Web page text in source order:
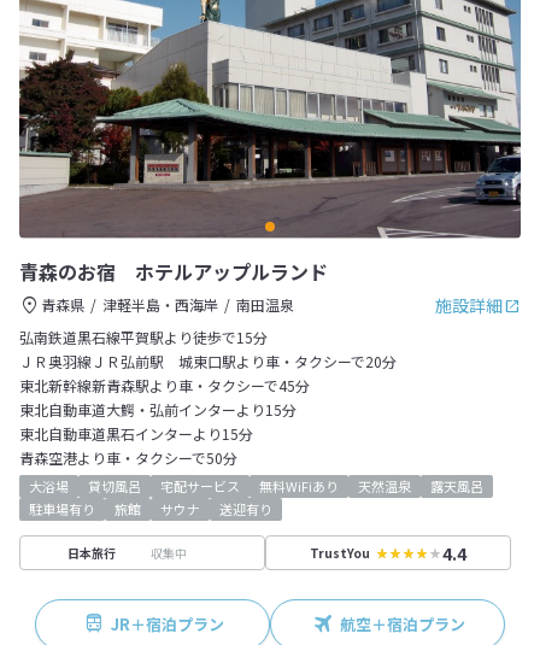
青森のお宿 ホテルアップルランド
施設詳細
青森県 津軽半島・西海岸
南田温泉
弘南鉄道黒石線平賀駅より徒歩で15分
ＪＲ奥羽線ＪＲ弘前駅 城東口駅より車・タクシーで20分
東北新幹線新青森駅より車・タクシーで45分
東北自動車道大鰐・弘前インターより15分
東北自動車道黒石インターより15分
青森空港より車・タクシーで50分
大浴場 貸切風呂 宅配サービス 無料WiFiあり 天然温泉
露天風呂
駐車場有り
旅館 サウナ 送迎有り
日本旅行 収集中 TrustYou 4.4
JR＋宿泊プラン 航空＋宿泊プラン